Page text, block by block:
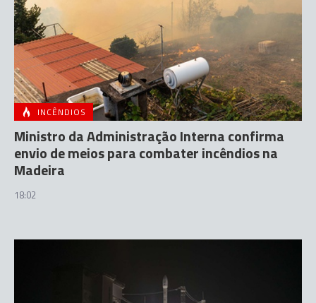
INCÊNDIOS
Ministro da Administração Interna confirma
envio de meios para combater incêndios na
Madeira
18:02